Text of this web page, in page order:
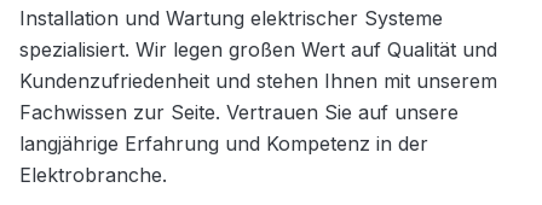
Installation und Wartung elektrischer Systeme
spezialisiert. Wir legen großen Wert auf Qualität und
Kundenzufriedenheit und stehen Ihnen mit unserem
Fachwissen zur Seite. Vertrauen Sie auf unsere
langjährige Erfahrung und Kompetenz in der
Elektrobranche.